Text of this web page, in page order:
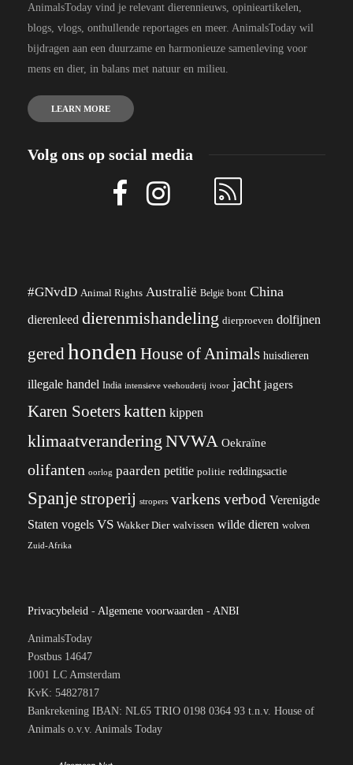
AnimalsToday vind je relevant dierennieuws, opinieartikelen,
blogs, vlogs, onthullende reportages en meer. AnimalsToday wil
bijdragen aan een duurzame en harmonieuze samenleving voor
mens en dier, in balans met natuur en milieu.
LEARN MORE
Volg ons op social media
#GNvdD Animal Rights Australië België bont China
dierenleed dierenmishandeling dierproeven dolfijnen
gered honden House of Animals huisdieren
illegale handel India intensieve veehouderij ivoor jacht jagers
Karen Soeterskatten kippen
klimaatverandering NVWA Oekraïne
olifanten oorlog paarden petitie politie reddingsactie
Spanjestroperij stropers varkens verbod Verenigde
Staten vogels VS Wakker Dier walvissen wilde dieren wolven
Zuid-Afrika
Privacybeleid - Algemene voorwaarden - ANBI
AnimalsToday
Postbus 14647
1001 LC Amsterdam
KvK: 54827817
Bankrekening IBAN: NL65 TRIO 0198 0364 93 t.n.v. House of
Animals o.v.v. Animals Today